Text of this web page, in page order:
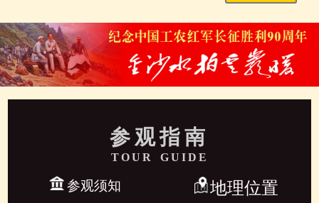
参观指南
TOUR GUIDE
参观须知 地理位置